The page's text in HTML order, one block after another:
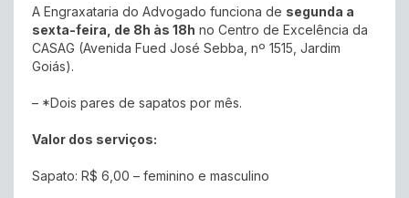
A Engraxataria do Advogado funciona de segunda a
sexta-feira, de 8h às 18h no Centro de Excelência da
CASAG (Avenida Fued José Sebba, nº 1515, Jardim
Goiás).
– *Dois pares de sapatos por mês.
Valor dos serviços:
Sapato: R$ 6,00 – feminino e masculino